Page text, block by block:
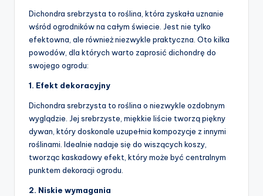
Dichondra srebrzysta to roślina, która zyskała uznanie
wśród ogrodników na całym świecie. Jest nie tylko
efektowna, ale również niezwykle praktyczna. Oto kilka
powodów, dla których warto zaprosić dichondrę do
swojego ogrodu:
1. Efekt dekoracyjny
Dichondra srebrzysta to roślina o niezwykle ozdobnym
wyglądzie. Jej srebrzyste, miękkie liście tworzą piękny
dywan, który doskonale uzupełnia kompozycje z innymi
roślinami. Idealnie nadaje się do wiszących koszy,
tworząc kaskadowy efekt, który może być centralnym
punktem dekoracji ogrodu.
2. Niskie wymagania